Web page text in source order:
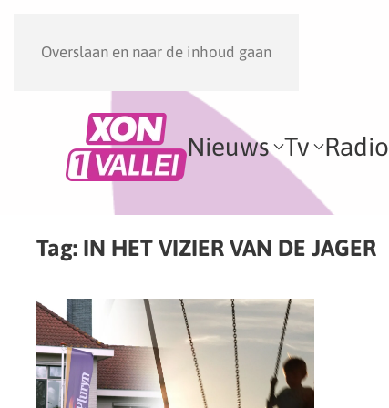
Overslaan en naar de inhoud gaan
Nieuws Tv Radio
Tag: IN HET VIZIER VAN DE JAGER